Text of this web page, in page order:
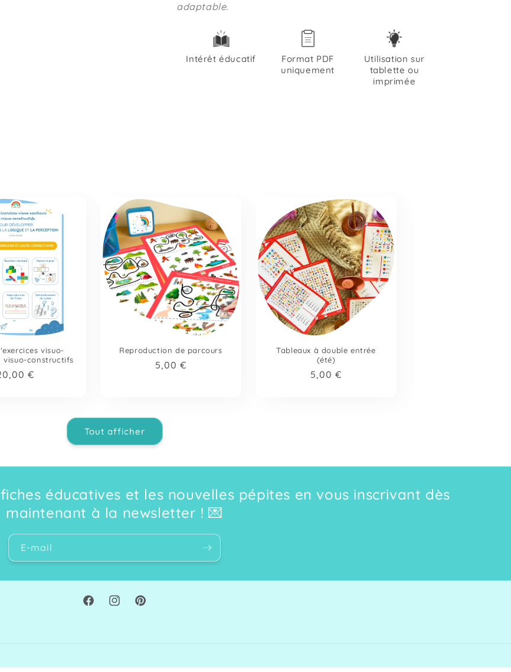
adaptable.
Intérêt éducatif
Format PDF
uniquement
Utilisation sur
tablette ou
imprimée
visuo-
visuo-constructifs
€
Reproduction de parcours
Prix
5,00 €
Tableaux à double entrée
(été)
Prix
5,00 €
Tout afficher
éducatives et les nouvelles pépites en vous inscrivant dès
maintenant à la newsletter ! 💌
E-mail
FacebookInstagramPinterest